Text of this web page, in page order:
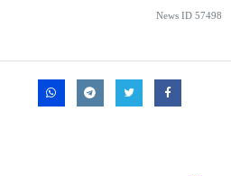
News ID 57498